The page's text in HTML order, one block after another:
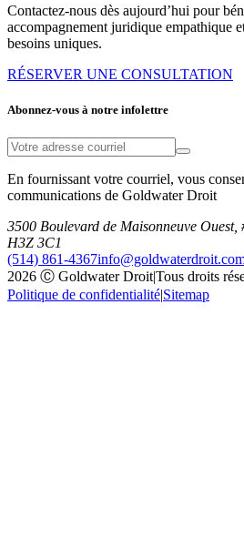
Contactez-nous dès aujourd’hui pour
accompagnement juridique empathique
besoins uniques.
RÉSERVER UNE CONSULTATION
Abonnez-vous à notre infolettre
En fournissant votre courriel, vous
communications de Goldwater Droit
3500 Boulevard de Maisonneuve Ouest,
H3Z 3C1
(514) 861-4367
2026 Ⓒ Goldwater Droit|Tous droits
Politique de confidentialité|Sitemap